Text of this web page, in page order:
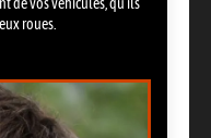
roues.